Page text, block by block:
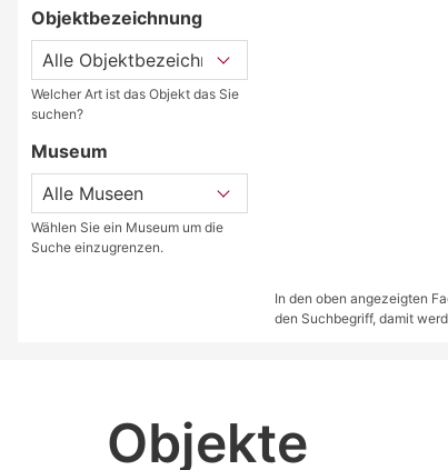
Objektbezeichnung
Welcher Art ist das Objekt das Sie
suchen?
Museum
Wählen Sie ein Museum um die
Suche einzugrenzen.
In den oben angezeigten
den Suchbegriff, damit
Objekte